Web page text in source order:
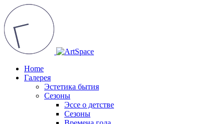
Home
Галерея
Эстетика бытия
Сезоны
Эссе о детстве
Сезоны